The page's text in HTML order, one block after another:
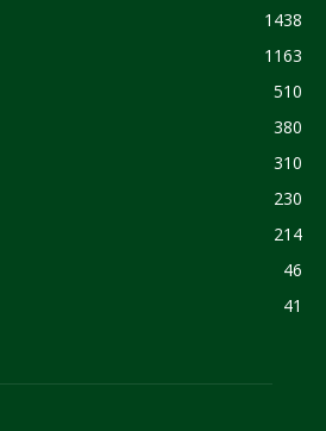
1438
1163
510
380
310
230
214
46
41